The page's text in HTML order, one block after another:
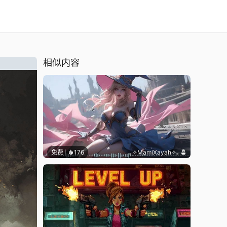
相似内容
免费 176 ｡✧MamiXayah✧｡